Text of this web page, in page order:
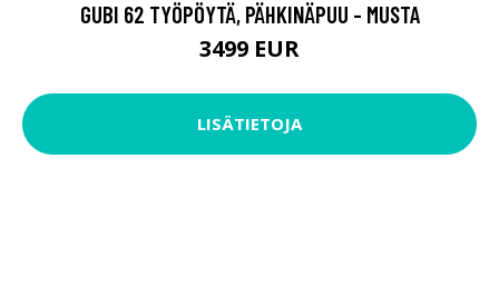
GUBI 62 TYÖPÖYTÄ, PÄHKINÄPUU - MUSTA
3499 EUR
LISÄTIETOJA